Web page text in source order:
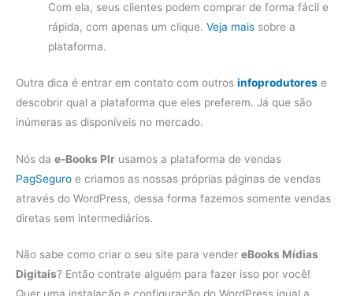
Com ela, seus clientes podem comprar de forma fácil e
rápida, com apenas um clique.Veja mais sobre a
plataforma.
Outra dica é entrar em contato com outros infoprodutores e
descobrir qual a plataforma que eles preferem. Já que são
inúmeras as disponíveis no mercado.
Nós da e-Books Plr usamos a plataforma de vendas
PagSeguro e criamos as nossas próprias páginas de vendas
através do WordPress, dessa forma fazemos somente vendas
diretas sem intermediários.
Não sabe como criar o seu site para vender eBooks Mídias
Digitais? Então contrate alguém para fazer isso por você!